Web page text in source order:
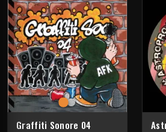
Graffiti Sonore 04